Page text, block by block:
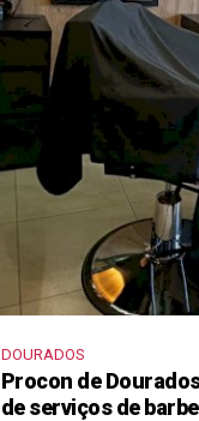
DOURADOS
Procon de
de serviços de